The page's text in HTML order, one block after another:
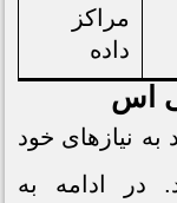
مراکز
داده
اس
به نیازهای خود
در ادامه به